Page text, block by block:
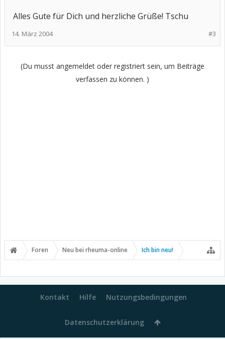
Alles Gute für Dich und herzliche Grüße! Tschu
#3
14. März 2004
(Du musst angemeldet oder registriert sein, um Beiträge
verfassen zu können. )
Foren Neu bei rheuma-online Ich bin neu!
Kontakt Hilfe Nutzungsbedingungen
Datenschutzerklärung